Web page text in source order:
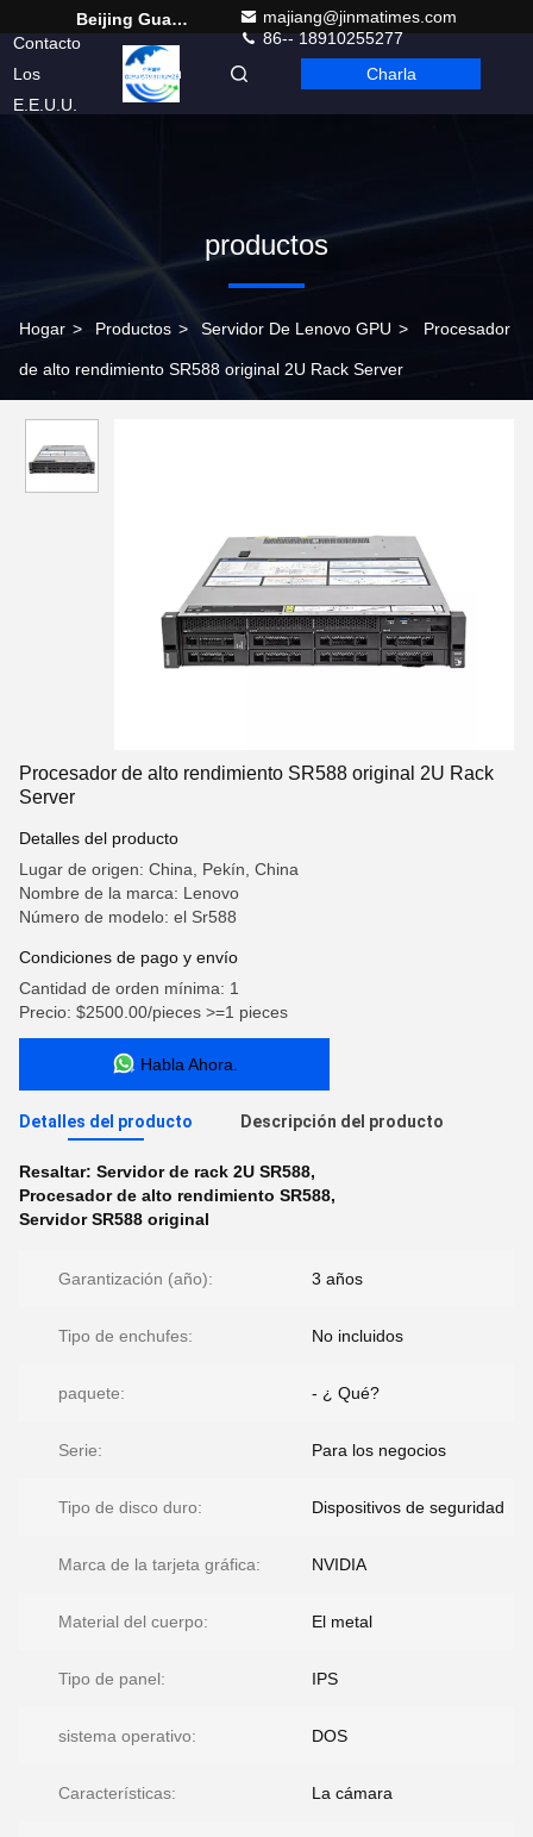
Beijing Guangtian Runze Technology Co., Ltd.
majiang@jinmatimes.com
86-- 18910255277
Contacto
Los
E.E.U.U.
Spanish Charla
productos
Hogar > Productos > Servidor De Lenovo GPU > Procesador
de alto rendimiento SR588 original 2U Rack Server
Procesador de alto rendimiento SR588 original 2U Rack
Server
Detalles del producto
Lugar de origen: China, Pekín, China
Nombre de la marca: Lenovo
Número de modelo: el Sr588
Condiciones de pago y envío
Cantidad de orden mínima: 1
Precio: $2500.00/pieces >=1 pieces
Habla Ahora.
Detalles del producto Descripción del producto
Resaltar: Servidor de rack 2U SR588,
Procesador de alto rendimiento SR588,
Servidor SR588 original
Garantización (año): 3 años
Tipo de enchufes: No incluidos
paquete: - ¿ Qué?
Serie: Para los negocios
Tipo de disco duro: Dispositivos de seguridad
Marca de la tarjeta gráfica: NVIDIA
Material del cuerpo: El metal
Tipo de panel: IPS
sistema operativo: DOS
Características: La cámara